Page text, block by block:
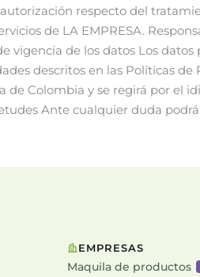
EMPRESAS
Maquila de productos